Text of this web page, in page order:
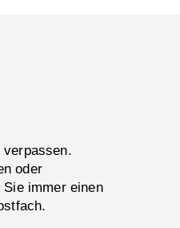
verpassen.
oder
immer einen